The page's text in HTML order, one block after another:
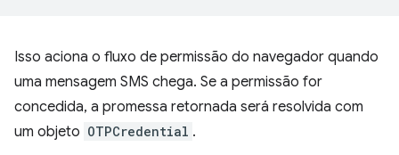
Isso aciona o fluxo de permissão do navegador quando
uma mensagem SMS chega. Se a permissão for
concedida, a promessa retornada será resolvida com
um objeto OTPCredential .